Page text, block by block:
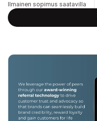
Ilmainen sopimus saatavilla